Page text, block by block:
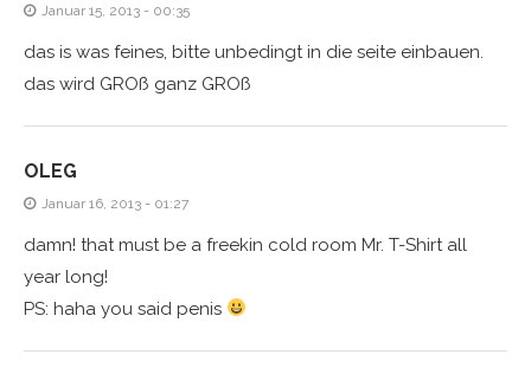
Januar 15, 2013 - 00:35
das is was feines, bitte unbedingt in die seite einbauen.
das wird GROß ganz GROß
OLEG
Januar 16, 2013 - 01:27
damn! that must be a freekin cold room Mr. T-Shirt all
year long!
PS: haha you said penis